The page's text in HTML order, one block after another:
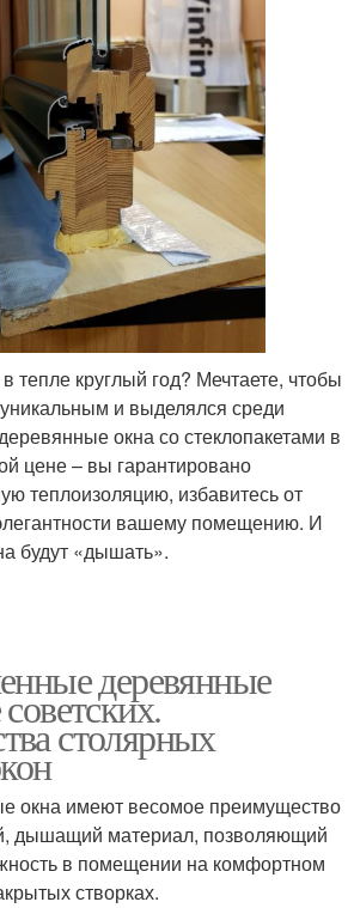
тепле круглый год? Мечтаете, чтобы
и выделялся среди
окна со стеклопакетами в
цене – вы гарантировано
теплоизоляцию, избавитесь от
вашему помещению. И
будут «дышать».
деревянные
столярных
окна имеют весомое преимущество
дышащий материал, позволяющий
в помещении на комфортном
створках.